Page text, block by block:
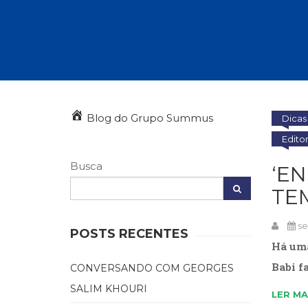
PNL (Programação Neurolingüística) (41)
Publicidade, Propaganda e Marketing (33)
Relações Públicas e Comunicação
Sem categoria (0)
Há
Babi
LER
Blog do Grupo Summus
Busca
POSTS RECENTES
CONVERSANDO COM GEORGES
SALIM KHOURI